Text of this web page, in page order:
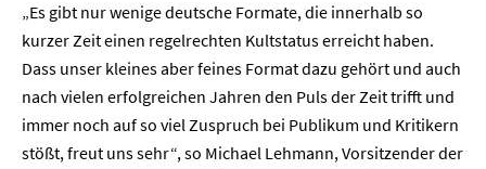
„Es gibt nur wenige deutsche Formate, die innerhalb so
kurzer Zeit einen regelrechten Kultstatus erreicht haben.
Dass unser kleines aber feines Format dazu gehört und auch
nach vielen erfolgreichen Jahren den Puls der Zeit trifft und
immer noch auf so viel Zuspruch bei Publikum und Kritikern
stößt, freut uns sehr“, so Michael Lehmann, Vorsitzender der